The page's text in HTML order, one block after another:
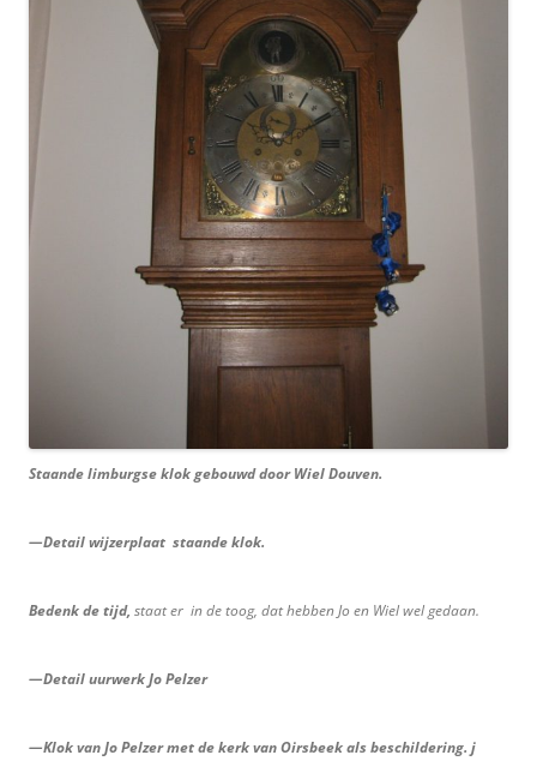
Staande limburgse klok gebouwd door Wiel Douven.
—Detail wijzerplaat staande klok.
Bedenk de tijd, staat er in de toog, dat hebben Jo en Wiel wel gedaan.
—Detail uurwerk Jo Pelzer
—Klok van Jo Pelzer met de kerk van Oirsbeek als beschildering. j